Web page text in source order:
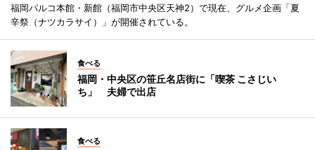
福岡パルコ本館・新館（福岡市中央区天神2）で現在、グルメ企画「夏
辛祭（ナツカラサイ）」が開催されている。
食べる
福岡・中央区の笹丘名店街に「喫茶 こさじい
ち」 夫婦で出店
食べる